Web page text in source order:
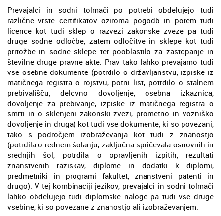
Prevajalci in sodni tolmači po potrebi obdelujejo tudi
različne vrste certifikatov oziroma pogodb in potem tudi
licence kot tudi sklep o razvezi zakonske zveze pa tudi
druge sodne odločbe, zatem odločitve in sklepe kot tudi
pritožbe in sodne sklepe ter pooblastilo za zastopanje in
številne druge pravne akte. Prav tako lahko prevajamo tudi
vse osebne dokumente (potrdilo o državljanstvu, izpiske iz
matičnega registra o rojstvu, potni list, potrdilo o stalnem
prebivališču, delovno dovoljenje, osebna izkaznica,
dovoljenje za prebivanje, izpiske iz matičnega registra o
smrti in o sklenjeni zakonski zvezi, prometno in vozniško
dovoljenje in druga) kot tudi vse dokumente, ki so povezani,
tako s področjem izobraževanja kot tudi z znanostjo
(potrdila o rednem šolanju, zaključna spričevala osnovnih in
srednjih šol, potrdila o opravljenih izpitih, rezultati
znanstvenih raziskav, diplome in dodatki k diplomi,
predmetniki in programi fakultet, znanstveni patenti in
drugo). V tej kombinaciji jezikov, prevajalci in sodni tolmači
lahko obdelujejo tudi diplomske naloge pa tudi vse druge
vsebine, ki so povezane z znanostjo ali izobraževanjem.